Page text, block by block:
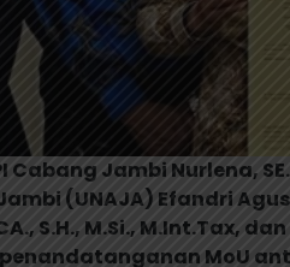
Jambi Nurlena,
(UNAJA) Efandri
S.H., M.Si., M.Int.Tax,
MoU